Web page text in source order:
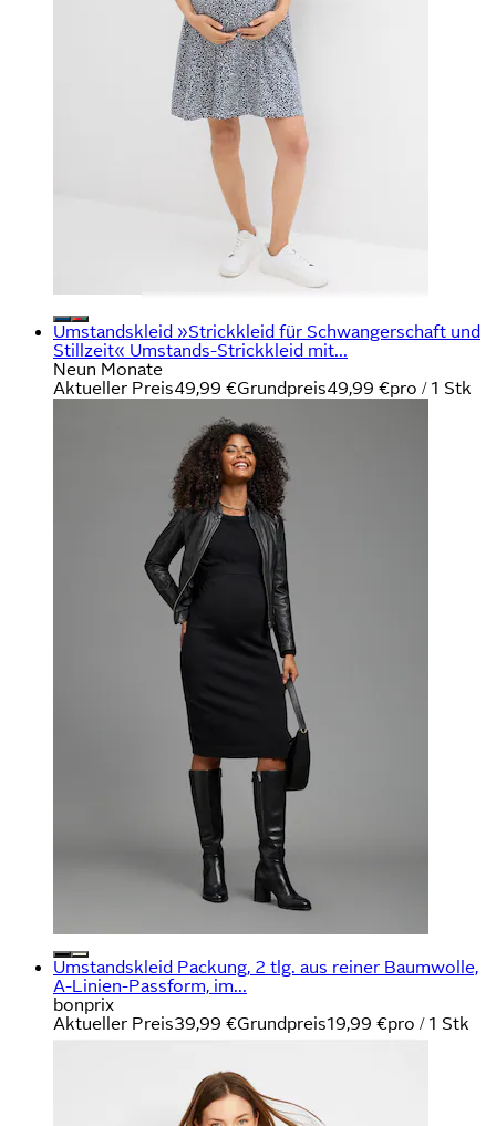
Umstandskleid »Strickkleid für Schwangerschaft und
Stillzeit« Umstands-Strickkleid mit...
Neun Monate
Aktueller Preis49,99 €Grundpreis49,99 €pro / 1 Stk
Umstandskleid Packung, 2 tlg. aus reiner Baumwolle,
A-Linien-Passform, im...
bonprix
Aktueller Preis39,99 €Grundpreis19,99 €pro / 1 Stk